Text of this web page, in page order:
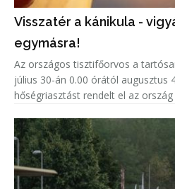
Visszatér a kánikula -
egymásra!
Az országos tisztifőorvos a
július 30-án 0.00 órától augusztus
hőségriasztást rendelt el az